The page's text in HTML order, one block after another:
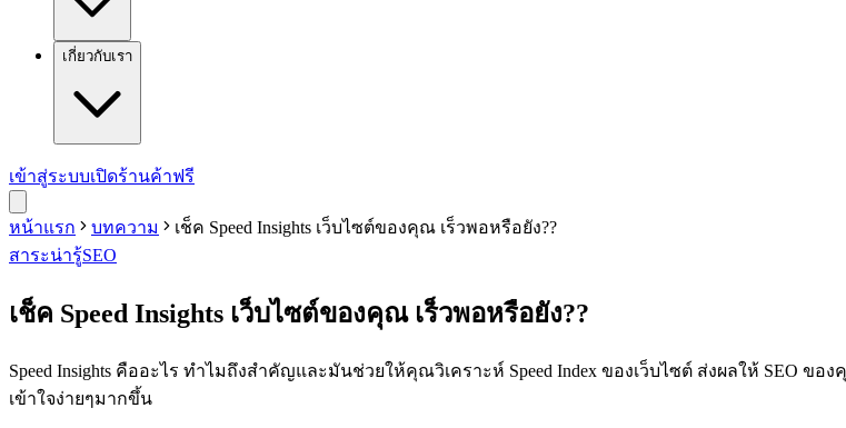
เกี่ยวกับเรา
เข้าสู่ระบบเปิดร้านค้าฟรี
หน้าแรก บทความ
เช็ค Speed Insights เว็บไซต์ของคุณ เร็วพอหรือยัง??
สาระน่ารู้SEO
เช็ค Speed Insights เว็บไซต์ของคุณ เร็วพอหรือยัง??
Speed Insights คืออะไร ทำไมถึงสำคัญและมันช่วยให้คุณวิเคราะห์ Speed Index ของเว็บไซต์ ส่งผลให้ SEO
เข้าใจง่ายๆมากขึ้น